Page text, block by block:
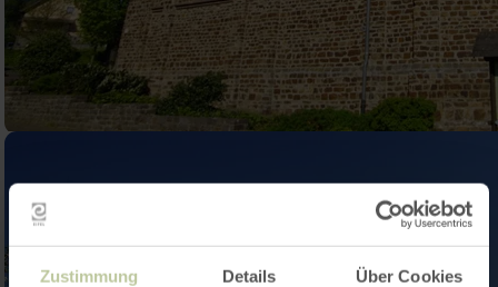
Zustimmung Details Über Cookies